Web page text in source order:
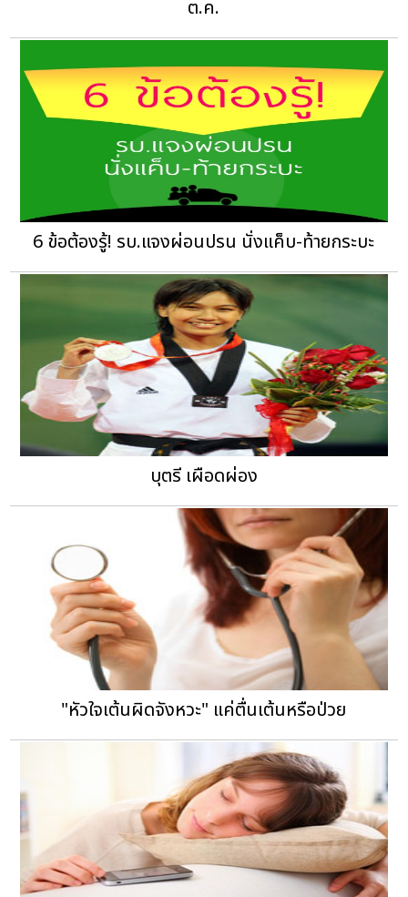
ต.ค.
6 ข้อต้องรู้! รบ.แจงผ่อนปรน นั่งแค็บ-ท้ายกระบะ
บุตรี เผือดผ่อง
"หัวใจเต้นผิดจังหวะ" แค่ตื่นเต้นหรือป่วย